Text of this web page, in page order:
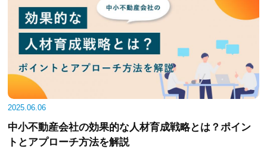
しかし、近年注目されている「RPA（Robotic Process
Automation）」ツールの導入により、このような状況は劇的に変化し
つつあります。RPAは、デジタルロボットがPC上で行う作業を自動化
する技術であり、まるで人間がPCを操作するように、定型業務を正確
かつ高速に実行することが可能です。これにより、不動産会社は大幅
な業務効率化、コスト削減、そして生産性向上を実現できるようにな
りました。
2025年現在、RPAツールはさらに進化を遂げ、その導入は不動産
DX（デジタルトランスフォーメーション）推進の核となりつつありま
ツールを見つけるため、特に注目すべき4つのRPAツールを厳選し、そ
れぞれの特徴、導入費用、そして具体的なROI（投資対効果）を徹底
2025.06.06
中小不動産会社の効果的な人材育成戦略とは？ポイン
トとアプローチ方法を解説